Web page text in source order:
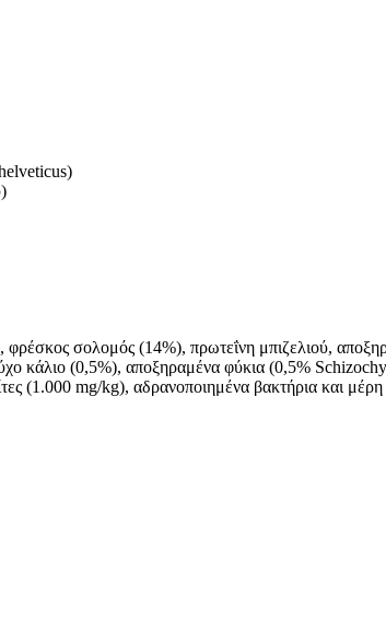
σολομός (14%), πρωτεΐνη μπιζελιού,
κάλιο (0,5%), αποξηραμένα φύκια (0,5%
(1.000 mg/kg), αδρανοποιημένα βακτήρια και